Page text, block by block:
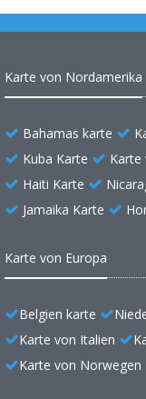
Karte von Nordamerika
Bahamas karte
Kuba Karte
Karte
Haiti Karte
Jamaika Karte
Karte von Europa
Belgien karte
Karte von Italien
Karte von Norwegen